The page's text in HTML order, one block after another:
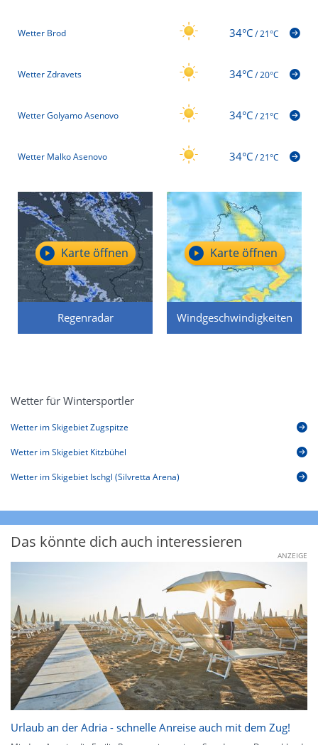
Wetter Brod 34°C/21°C
Wetter Zdravets 34°C/20°C
Wetter Golyamo Asenovo 34°C/21°C
Wetter Malko Asenovo 34°C/21°C
Regenradar
Karte öffnen
Windgeschwindigkeiten
Karte öffnen
Wetter für Wintersportler
Wetter im Skigebiet Zugspitze
Wetter im Skigebiet Kitzbühel
Wetter im Skigebiet Ischgl (Silvretta Arena)
Das könnte dich auch interessieren
ANZEIGE
Urlaub an der Adria - schnelle Anreise auch mit dem Zug!